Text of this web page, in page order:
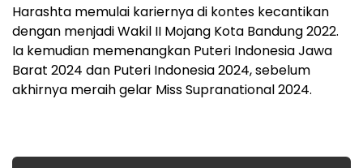
Harashta memulai kariernya di kontes kecantikan
dengan menjadi Wakil II Mojang Kota Bandung 2022.
Ia kemudian memenangkan Puteri Indonesia Jawa
Barat 2024 dan Puteri Indonesia 2024, sebelum
akhirnya meraih gelar Miss Supranational 2024.